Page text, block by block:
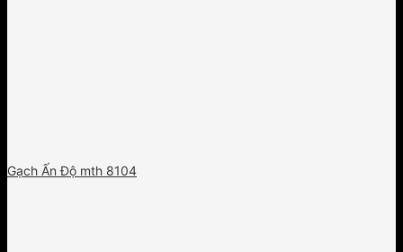
Gạch Ấn Độ mth 8104